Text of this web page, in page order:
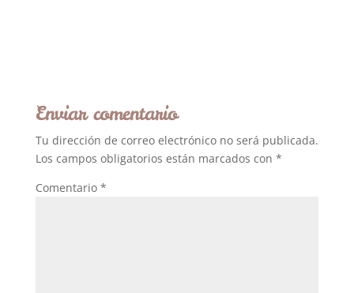
Enviar comentario
Tu dirección de correo electrónico no será publicada.
Los campos obligatorios están marcados con *
Comentario *